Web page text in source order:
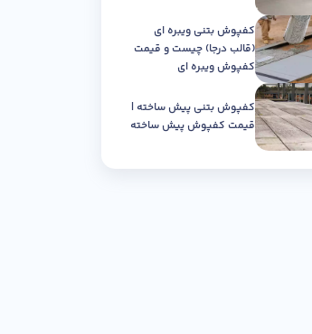
کفپوش بتنی ویبره ای
(قالب درجا) چیست و قیمت
کفپوش ویبره ای
کفپوش بتنی پیش ساخته |
قیمت کفپوش پیش ساخته